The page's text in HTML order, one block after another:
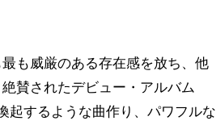
も威厳のある存在感を放ち、他
賛されたデビュー・アルバム
起するような曲作り、パワフルな